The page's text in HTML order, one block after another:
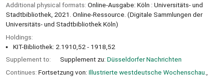
Additional physical formats: Online-Ausgabe: Köln : Universitäts- und
Stadtbibliothek, 2021. Online-Ressource. (Digitale Sammlungen der
Universitäts- und Stadtbibliothek Köln)
Holdings:
KIT-Bibliothek: 2.1910,52 - 1918,52
Supplement to:
Supplement zu: Düsseldorfer Nachrichten
Continues: Fortsetzung von: Illustrierte westdeutsche Wochenschau.